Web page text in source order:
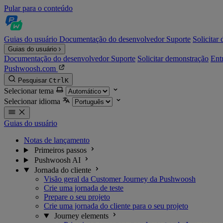
Pular para o conteúdo
Guias do usuário Documentação do desenvolvedor Suporte Solicitar
Guias do usuário
Documentação do desenvolvedor Suporte Solicitar demonstração
Pushwoosh.com
Pesquisar CtrlK
Selecionar tema
Selecionar idioma
Guias do usuário
Notas de lançamento
Primeiros passos
Pushwoosh AI
Jornada do cliente
Visão geral da Customer Journey da Pushwoosh
Crie uma jornada de teste
Prepare o seu projeto
Crie uma jornada do cliente para o seu projeto
Journey elements